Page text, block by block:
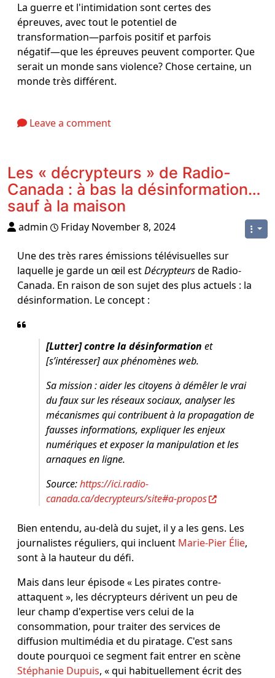
La guerre et l'intimidation sont certes des
épreuves, avec tout le potentiel de
transformation―parfois positif et parfois
négatif―que les épreuves peuvent comporter. Que
serait un monde sans violence? Chose certaine, un
monde très différent.
Leave a comment
Les « décrypteurs » de Radio-
Canada : à bas la désinformation…
sauf à la maison
admin Friday November 8, 2024
Une des très rares émissions télévisuelles sur
laquelle je garde un œil estDécrypteursde Radio-
Canada. En raison de son sujet des plus actuels : la
désinformation. Le concept :
[Lutter] contre la désinformation et
[s’intéresser] aux phénomènes web.
Sa mission : aider les citoyens à démêler le vrai
du faux sur les réseaux sociaux, analyser les
mécanismes qui contribuent à la propagation de
fausses informations, expliquer les enjeux
numériques et exposer la manipulation et les
arnaques en ligne.
Source:https://ici.radio-
canada.ca/decrypteurs/site#a-propos
Bien entendu, au-delà du sujet, il y a les gens. Les
journalistes réguliers, qui incluent Marie-Pier Élie,
sont à la hauteur du défi.
Mais dans leur épisode « Les pirates contre-
attaquent », les décrypteurs dérivent un peu de
leur champ d'expertise vers celui de la
consommation, pour traiter des services de
diffusion multimédia et du piratage. C'est sans
doute pourquoi ce segment fait entrer en scène
Stéphanie Dupuis, « qui habituellement écrit des